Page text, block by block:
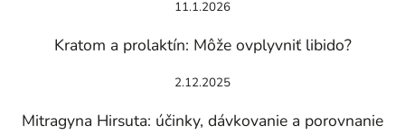
11.1.2026
Kratom a prolaktín: Môže ovplyvniť libido?
2.12.2025
Mitragyna Hirsuta: účinky, dávkovanie a porovnanie